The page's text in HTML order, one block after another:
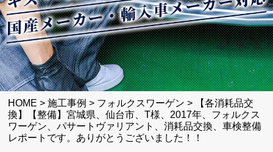
HOME >施工事例 > フォルクスワーゲン >
【各消耗品交
換】【整備】宮城県、仙台市、T様、2017年、フォルクス
ワーゲン、パサートヴァリアント、消耗品交換、車検整備
レポートです。ありがとうございました！！